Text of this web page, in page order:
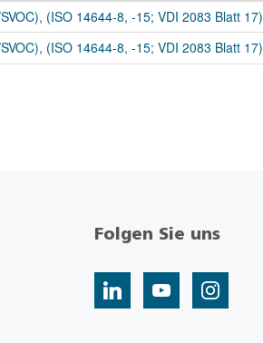
(ISO 14644-8, -15; VDI 2083 Blatt 17)
(ISO 14644-8, -15; VDI 2083 Blatt 17)
Folgen Sie uns